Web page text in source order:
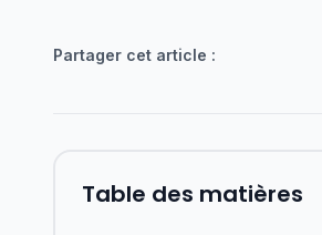
Partager cet article :
Table des matières